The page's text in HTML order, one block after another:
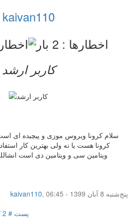
kaivan110
کاربر ارشد
سلام کرونا ویروس موزی و پیچیده ای
کرونا هست یا نه ولی بهترین کار
ویتامین سی و ویتامین دی است
kaivan110,
پنج‌شنبه 8 آبان 1399 - 06:45
پست # 2